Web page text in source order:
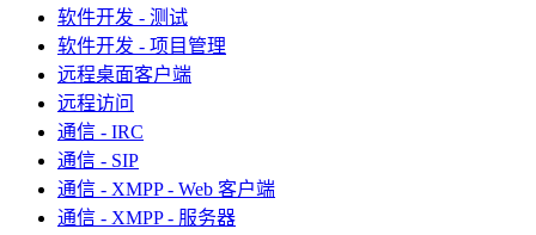
软件开发 - 测试
软件开发 - 项目管理
远程桌面客户端
远程访问
通信 - IRC
通信 - SIP
通信 - XMPP - Web 客户端
通信 - XMPP - 服务器